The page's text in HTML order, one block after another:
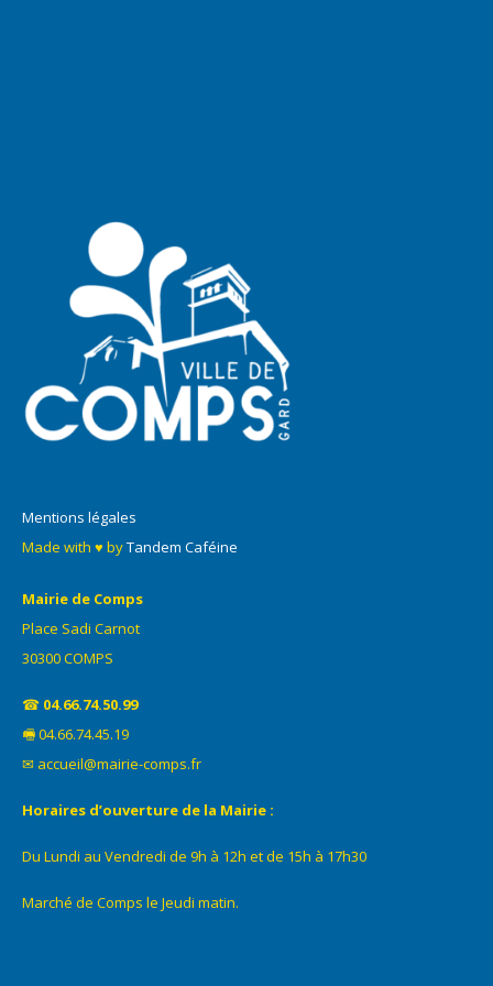
Mentions légales
Made with ♥ byTandem Caféine
Mairie de Comps
Place Sadi Carnot
30300 COMPS
☎ 04.66.74.50.99
🖷 04.66.74.45.19
✉ accueil@mairie-comps.fr
Horaires d’ouverture de la Mairie :
Du Lundi au Vendredi de 9h à 12h et de 15h à 17h30
Marché de Comps le Jeudi matin.